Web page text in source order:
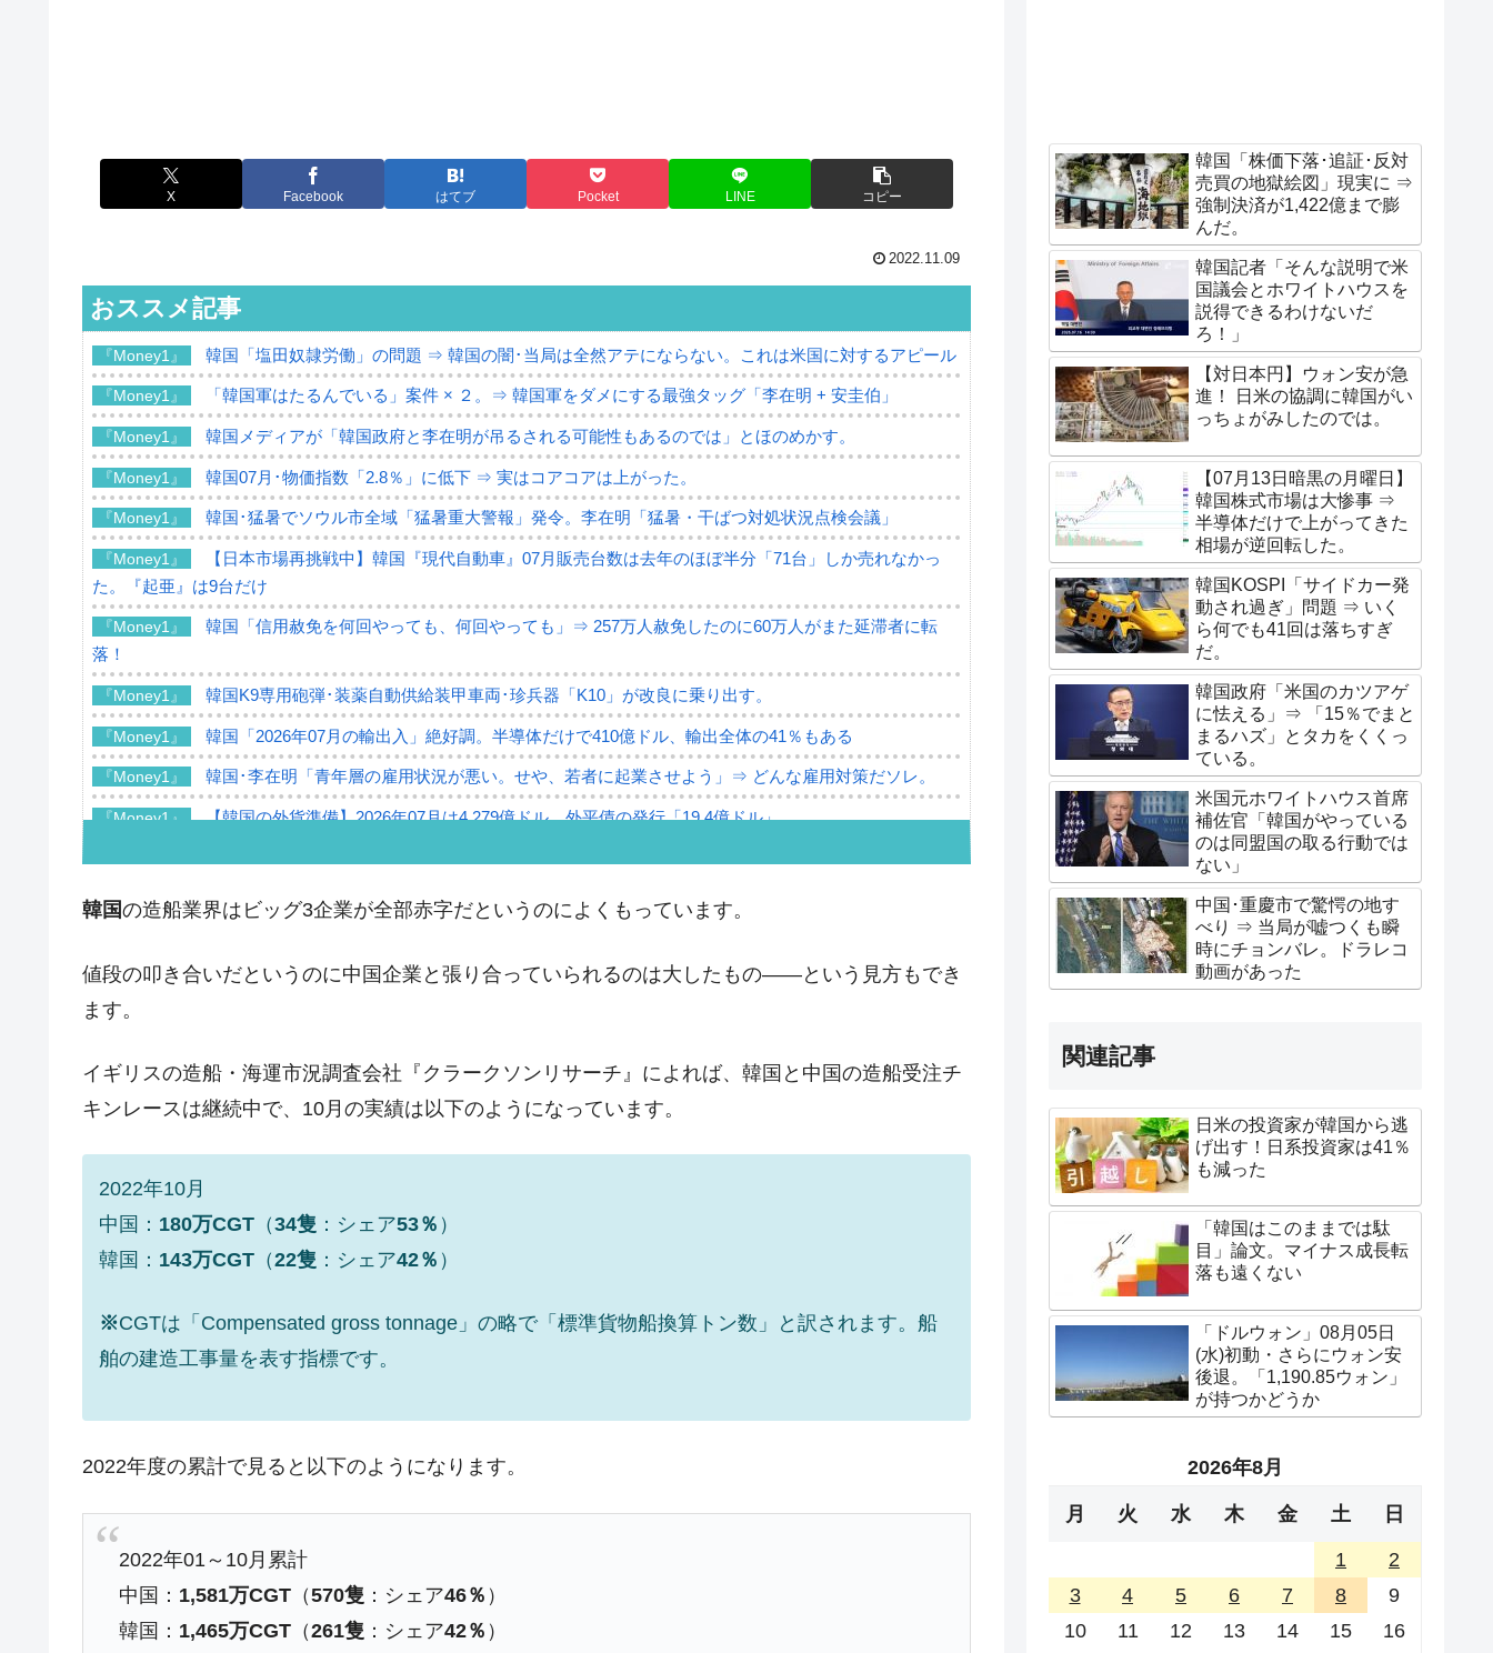
X Facebook はてブ Pocket LINE コピー
2022.11.09
おススメ記事
『Money1』 韓国「塩田奴隷労働」の問題 ⇒ 韓国の闇･当局は全然アテにならない。これは米国に対するアピール
『Money1』 「韓国軍はたるんでいる」案件 × ２。⇒ 韓国軍をダメにする最強タッグ「李在明 + 安圭伯」
『Money1』 韓国メディアが「韓国政府と李在明が吊るされる可能性もあるのでは」とほのめかす。
『Money1』 韓国07月･物価指数「2.8％」に低下 ⇒ 実はコアコアは上がった。
『Money1』 韓国･猛暑でソウル市全域「猛暑重大警報」発令。李在明「猛暑・干ばつ対処状況点検会議」
『Money1』
【日本市場再挑戦中】韓国『現代自動車』07月販売台数は去年のほぼ半分「71台」しか売れなかっ
た。『起亜』は9台だけ
『Money1』
韓国「信用赦免を何回やっても、何回やっても」⇒ 257万人赦免したのに60万人がまた延滞者に転
落！
『Money1』 韓国K9専用砲弾･装薬自動供給装甲車両･珍兵器「K10」が改良に乗り出す。
『Money1』 韓国「2026年07月の輸出入」絶好調。半導体だけで410億ドル、輸出全体の41％もある
『Money1』 韓国･李在明「青年層の雇用状況が悪い。せや、若者に起業させよう」⇒ どんな雇用対策だソレ。
『Money1』 【韓国の外貨準備】2026年07月は4,279億ドル。外平債の発行「19.4億ドル」
『Money1』 韓国･李在明さっそく不動産対策で浅薄な発言。
『Money1』 『韓国銀行』が「金の保有量を増やします」⇒「金を経由するドル入手」手段ではないのか？
『Money1』
『Money1』 韓国･帰ってきた李在明。李在明を支持しない「50.5％」に上昇
『Money1』
韓国大統領府ボンクラ政策室長が告発された ⇒ 国家が行った恐るべき株価操作であり、空前の国政
『Money1』 中国だけが鉄鋼輸出を異常増加させる ⇒ 中国の過剰生産が世界を蝕む。
『Money1』 韓国製造業「半導体絶好調」のウラで他業種は全般的「不調」⇒ PSIが示す現況は決して良くない。
『Money1』 韓国で猛暑。南東部では干ばつ
『Money1』 韓国型イージス搭載の次世代駆逐艦「KDDX」1番艦、2032年竣工と公示
『Money1』
韓国政府『BYD』車への補助金を全廃 ⇒ 実は韓国で『BYD』車は売れている。6カ月で対前年同期比
1.9倍！
『Money1』
ドを掲げる「在韓反米勢力」
『Money1』 韓国政府「2035年までに18.4GW規模のAIデータセンター整備」⇒ だから無理だってば。
『Money1』 JPモルガン「韓国レバレッジETFの清算はほぼ終わった」
韓国の造船業界はビッグ3企業が全部赤字だというのによくもっています。
値段の叩き合いだというのに中国企業と張り合っていられるのは大したもの――という見方もでき
ます。
イギリスの造船・海運市況調査会社『クラークソンリサーチ』によれば、韓国と中国の造船受注チ
キンレースは継続中で、10月の実績は以下のようになっています。
2022年10月
中国： 180万CGT （34隻 ：シェア53％ ）
韓国： 143万CGT （22隻 ：シェア42％ ）
※CGTは「Compensated gross tonnage」の略で「標準貨物船換算トン数」と訳されます。船
舶の建造工事量を表す指標です。
2022年度の累計で見ると以下のようになります。
2022年01～10月累計
中国： 1,581万CGT （570隻 ：シェア46％ ）
韓国： 1,465万CGT （261隻 ：シェア42％ ）
韓国「株価下落･追証･反対
売買の地獄絵図」現実に ⇒
強制決済が1,422億まで膨
んだ。
韓国記者「そんな説明で米
国議会とホワイトハウスを
説得できるわけないだ
ろ！」
【対日本円】ウォン安が急
進！ 日米の協調に韓国がい
っちょがみしたのでは。
【07月13日暗黒の月曜日】
韓国株式市場は大惨事 ⇒
半導体だけで上がってきた
相場が逆回転した。
韓国KOSPI「サイドカー発
動され過ぎ」問題 ⇒ いく
ら何でも41回は落ちすぎ
だ。
韓国政府「米国のカツアゲ
に怯える」⇒ 「15％でまと
まるハズ」とタカをくくっ
ている。
米国元ホワイトハウス首席
補佐官「韓国がやっている
のは同盟国の取る行動では
ない」
中国･重慶市で驚愕の地す
べり ⇒ 当局が嘘つくも瞬
時にチョンバレ。ドラレコ
動画があった
関連記事
日米の投資家が韓国から逃
げ出す！日系投資家は41％
も減った
「韓国はこのままでは駄
目」論文。マイナス成長転
落も遠くない
「ドルウォン」08月05日
(水)初動・さらにウォン安
後退。「1,190.85ウォン」
が持つかどうか
2026年8月
月 火 水 木 金 土 日
1
2
3
4 5 6 7 8
9
10
11 12 13 14 15
16